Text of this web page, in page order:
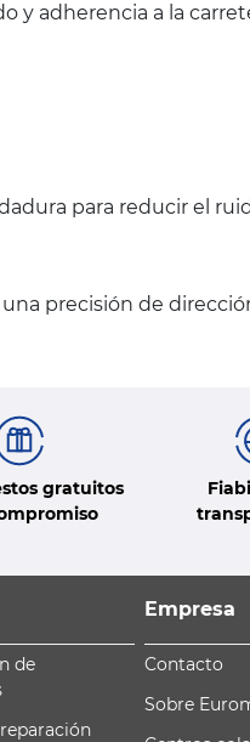
y adherencia a la
para reducir el
precisión de
gratuitos
de
Empresa
Contacto
Sobre